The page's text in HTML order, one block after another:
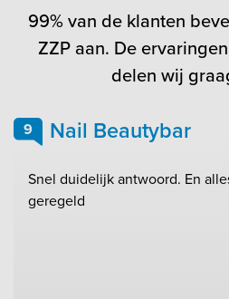
99% van de klanten
ZZP aan. De
delen wij
9 Nail Beautybar
Snel duidelijk antwoord. En
geregeld